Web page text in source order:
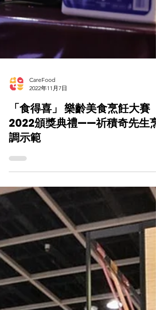
CareFood
2022年11月7日
「食得喜」 樂齡美食烹飪大賽
2022頒獎典禮——祈積奇先生烹
調示範